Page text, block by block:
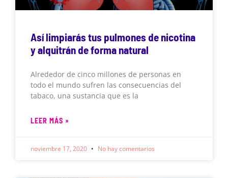
Así limpiarás tus pulmones de nicotina
y alquitrán de forma natural
Alrededor de cinco millones de personas en
todo el mundo sufren las consecuencias del
tabaco, una sustancia que es la
LEER MÁS »
noviembre 17, 2020 No hay comentarios